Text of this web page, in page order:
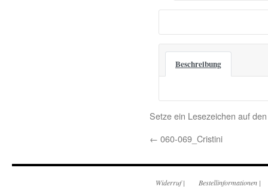
Beschreibung
Setze ein Lesezeichen auf
← 060-069_Cristini
Widerruf| Bestellinformationen |